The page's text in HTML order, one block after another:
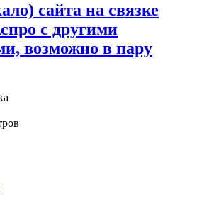
сайта на связке
с другими
возможно в пару